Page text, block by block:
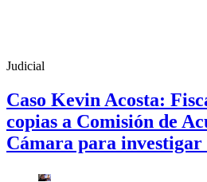
Judicial
Caso Kevin Acosta:
copias a Comisión de
Cámara para investigar